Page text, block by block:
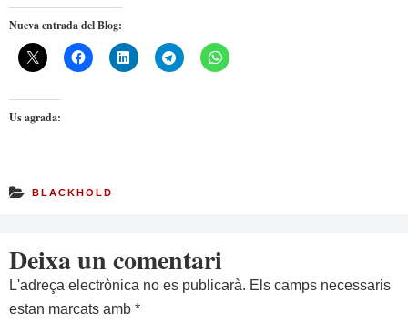
Nueva entrada del Blog:
Us agrada:
BLACKHOLD
Deixa un comentari
L'adreça electrònica no es publicarà. Els camps necessaris
estan marcats amb *